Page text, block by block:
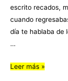
escrito recados,
cuando
día te hablaba de
…
Leer más »